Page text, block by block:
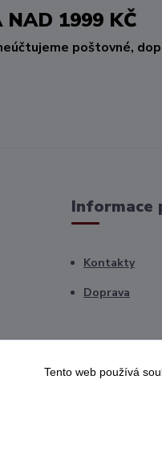
NAD 1999 KČ
poštovné,
Informace
Kontakty
Doprava
Tento web používá